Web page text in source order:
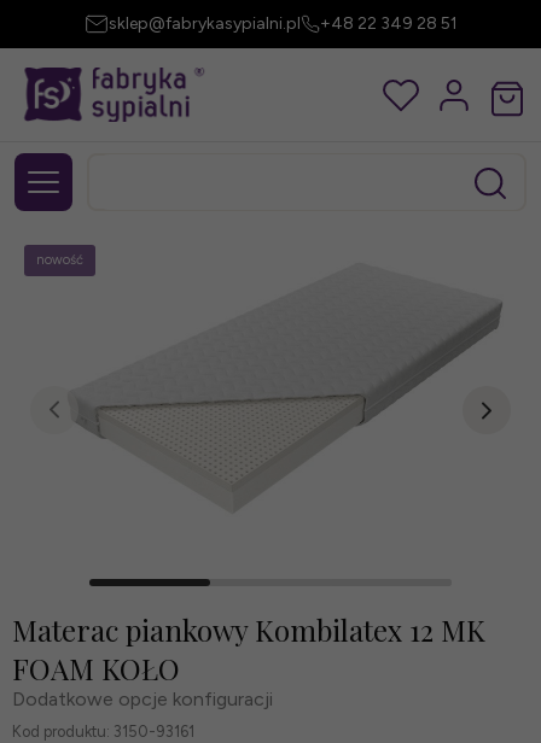
sklep@fabrykasypialni.pl +48 22 349 28 51
nowość
Materac piankowy Kombilatex 12 MK
FOAM KOŁO
Dodatkowe opcje konfiguracji
Kod produktu: 3150-93161